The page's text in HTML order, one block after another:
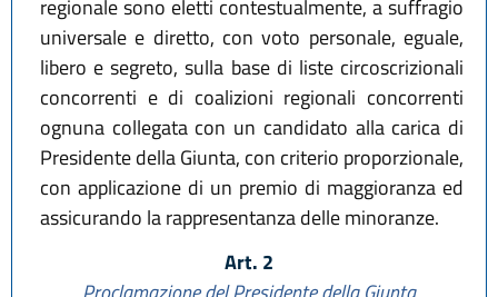
regionale sono eletti contestualmente, a suffragio
universale e diretto, con voto personale, eguale,
libero e segreto, sulla base di liste circoscrizionali
concorrenti e di coalizioni regionali concorrenti
ognuna collegata con un candidato alla carica di
Presidente della Giunta, con criterio proporzionale,
con applicazione di un premio di maggioranza ed
assicurando la rappresentanza delle minoranze.
Art. 2